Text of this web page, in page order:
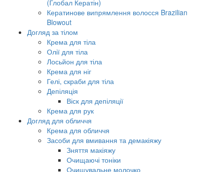
(Глобал Кератін)
Кератинове випрямлення волосся Brazilian
Blowout
Догляд за тілом
Крема для тіла
Олії для тіла
Лосьйон для тіла
Крема для ніг
Гелі, скраби для тіла
Депіляція
Віск для депіляції
Крема для рук
Догляд для обличчя
Крема для обличчя
Засоби для вмивання та демакіяжу
Зняття макіяжу
Очищаючі тоніки
Очищувальне молочко